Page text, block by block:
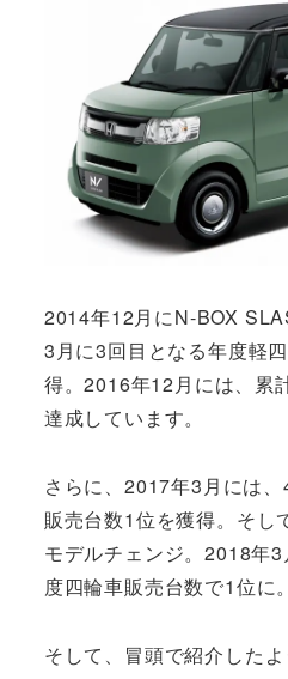
2014年12月にN-BOX
3月に3回目となる年度軽
得。2016年12月には、累
達成しています。
さらに、2017年3月には
販売台数1位を獲得。そし
モデルチェンジ。2018年
度四輪車販売台数で1位に。
そして、冒頭で紹介した